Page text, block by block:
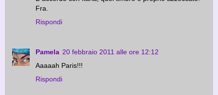
Fra.
Rispondi
Pamela 20 febbraio 2011 alle ore 12:12
Aaaaah Paris!!!
Rispondi